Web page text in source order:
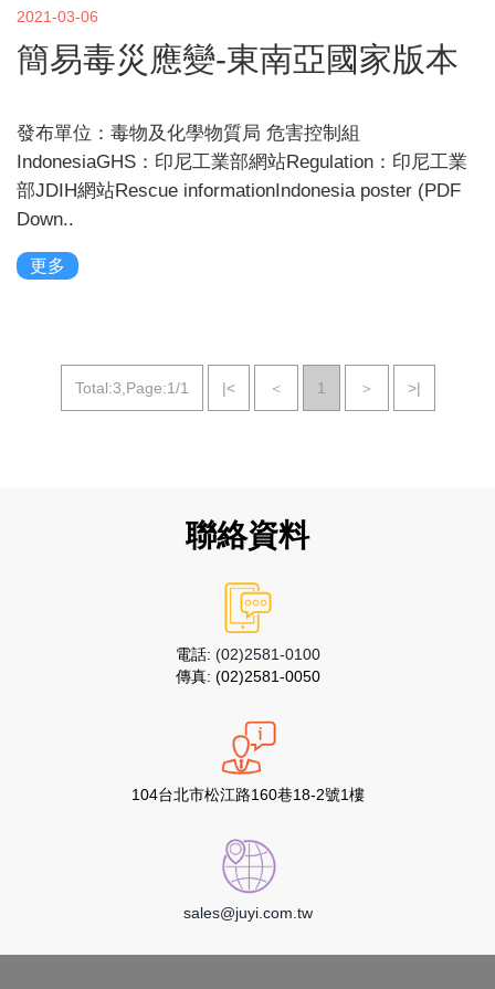
2021-03-06
簡易毒災應變-東南亞國家版本
發布單位：毒物及化學物質局 危害控制組
IndonesiaGHS：印尼工業部網站Regulation：印尼工業
部JDIH網站Rescue informationIndonesia poster (PDF
Down..
更多
Total:3,Page:1/1 |< ＜ 1 ＞ >|
聯絡資料
電話: (02)2581-0100
傳真: (02)2581-0050
104台北市松江路160巷18-2號1樓
sales@juyi.com.tw